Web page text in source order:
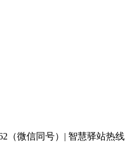
（微信同号）| 智慧驿站热线